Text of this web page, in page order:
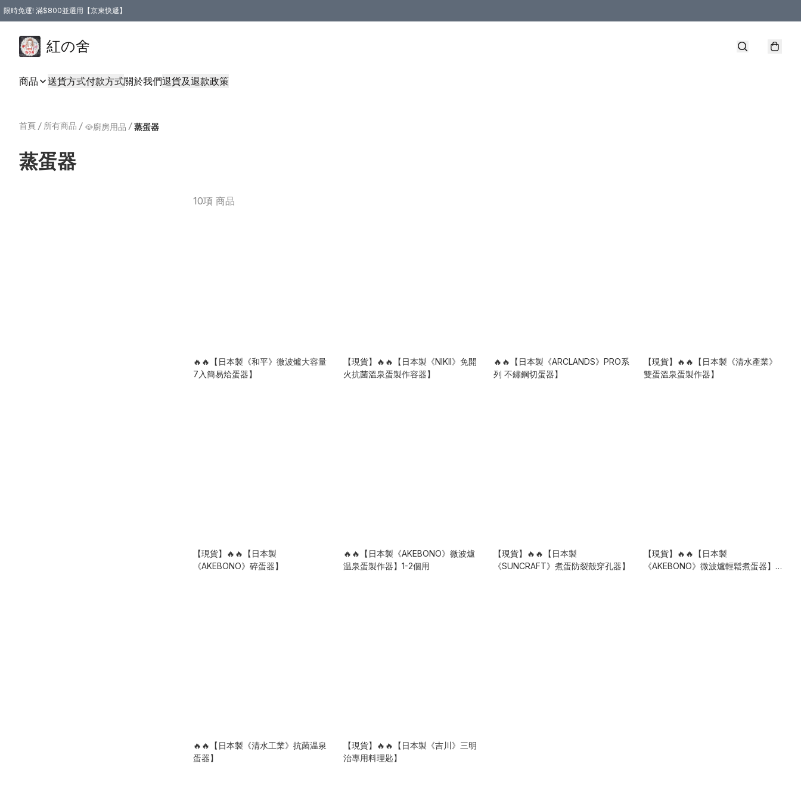
限時免運! 滿$800並選用【京東快遞】
紅の舍
商品 送貨方式付款方式關於我們退貨及退款政策
首頁 / 所有商品 / 🥘廚房用品 / 蒸蛋器
蒸蛋器
10項 商品
🔥🔥【日本製《和平》微波爐大容量
7入簡易烚蛋器】
【現貨】🔥🔥【日本製《NIKII》免開
火抗菌溫泉蛋製作容器】
🔥🔥【日本製《ARCLANDS》PRO系
列 不鏽鋼切蛋器】
【現貨】🔥🔥【日本製《清水產業》
雙蛋溫泉蛋製作器】
【現貨】🔥🔥【日本製
《AKEBONO》碎蛋器】
🔥🔥【日本製《AKEBONO》微波爐
温泉蛋製作器】1-2個用
【現貨】🔥🔥【日本製
《SUNCRAFT》煮蛋防裂殼穿孔器】
【現貨】🔥🔥【日本製
《AKEBONO》微波爐輕鬆煮蛋器】1-
🔥🔥【日本製《清水工業》抗菌温泉
蛋器】
【現貨】🔥🔥【日本製《吉川》三明
治專用料理匙】